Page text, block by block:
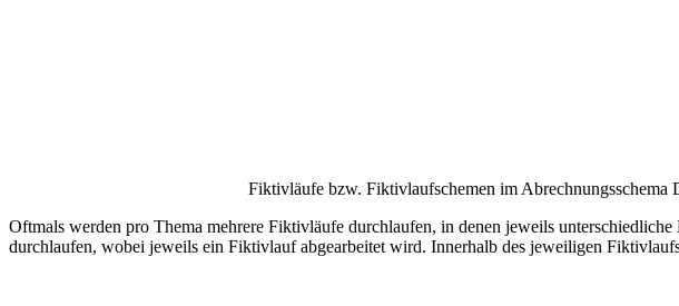
Fiktivläufe bzw. Fiktivlaufschemen im
Oftmals werden pro Thema mehrere Fiktivläufe durchlaufen, in denen jeweils
durchlaufen, wobei jeweils ein Fiktivlauf abgearbeitet wird. Innerhalb des jeweiligen